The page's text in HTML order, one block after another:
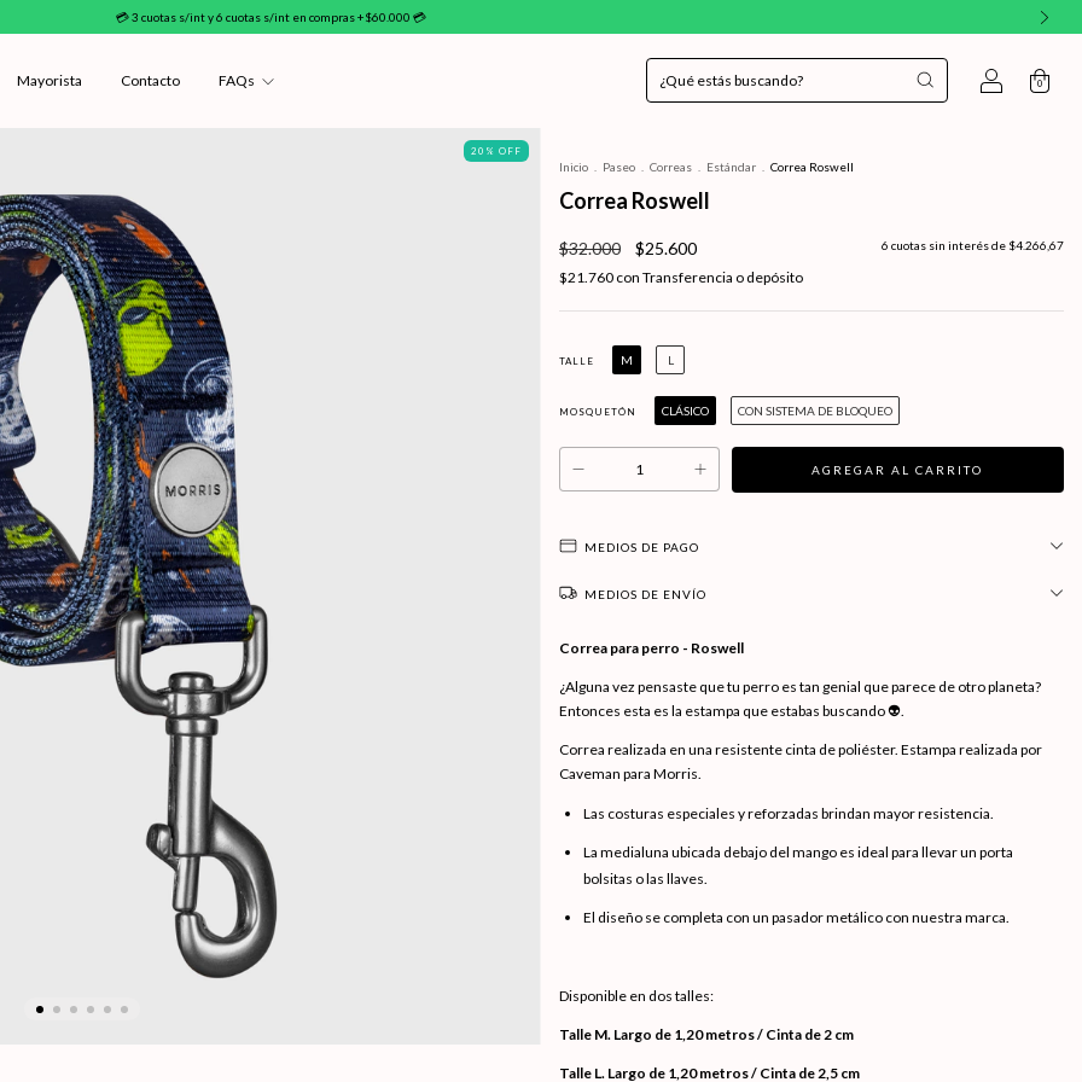
💳 3 cuotas s/int y 6 cuotas s/int en compras +$60.000 💳
Mayorista Contacto FAQs 0
20 % OFF
Inicio Paseo Correas Estándar Correa Roswell
Correa Roswell
$32.000 $25.600 6 cuotas sin interés de $4.266,67
$21.760 con Transferencia o depósito
TALLE M L
MOSQUETÓN CLÁSICO CON SISTEMA DE BLOQUEO
MEDIOS DE PAGO
MEDIOS DE ENVÍO
Correa para perro - Roswell
¿Alguna vez pensaste que tu perro es tan genial que parece de otro planeta?
Entonces esta es la estampa que estabas buscando 👽.
Correa realizada en una resistente cinta de poliéster. Estampa realizada por
Caveman para Morris.
Las costuras especiales y reforzadas brindan mayor resistencia.
La medialuna ubicada debajo del mango es ideal para llevar un porta
bolsitas o las llaves.
El diseño se completa con un pasador metálico con nuestra marca.
Disponible en dos talles:
Talle M. Largo de 1,20 metros / Cinta de 2 cm
Talle L. Largo de 1,20 metros / Cinta de 2,5 cm